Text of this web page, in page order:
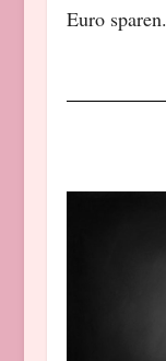
Euro sparen.